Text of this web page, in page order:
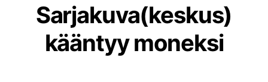
Sarjakuva(keskus)
kääntyy moneksi